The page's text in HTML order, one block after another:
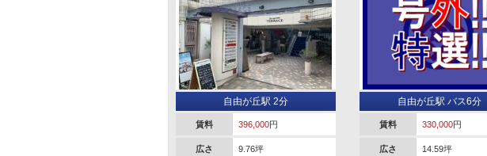
自由が丘駅 2分
賃料 396,000円
広さ 9.76坪
自由が丘駅 バス6分
賃料 330,000円
広さ 14.59坪